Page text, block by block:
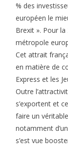
% des
européen le
Brexit ». Pour
métropole
Cet attrait
en matière de
Express et les
Outre
s’exportent et
faire un
notamment
s’est vue